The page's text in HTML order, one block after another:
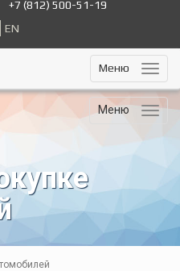
+7 (812) 500-51-19
EN
Меню
Меню